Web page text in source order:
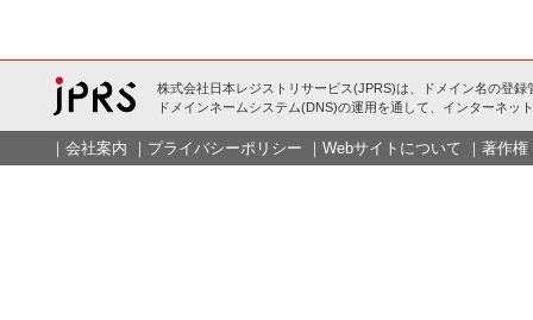
株式会社日本レジストリサービス(JPRS)は、ドメイン名の登録
ドメインネームシステム(DNS)の運用を通して、インターネッ
｜ 会社案内 ｜ プライバシーポリシー ｜ Webサイトについて ｜ 著作権